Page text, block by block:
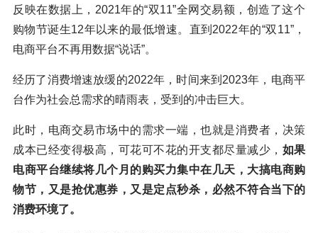
反映在数据上，2021年的“双11”全网交易额，创造了这个
购物节诞生12年以来的最低增速。直到2022年的“双11”，
电商平台不再用数据“说话”。
经历了消费增速放缓的2022年，时间来到2023年，电商平
台作为社会总需求的晴雨表，受到的冲击巨大。
此时，电商交易市场中的需求一端，也就是消费者，决策
成本已经变得极高，可花可不花的开支都尽量减少， 如果
电商平台继续将几个月的购买力集中在几天，大搞电商购
物节，又是抢优惠券，又是定点秒杀，必然不符合当下的
消费环境了。